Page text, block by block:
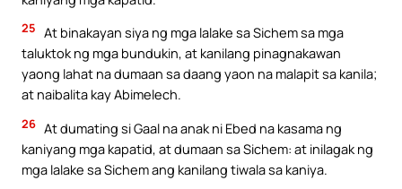
25 At binakayan siya ng mga lalake sa Sichem sa mga
taluktok ng mga bundukin, at kanilang pinagnakawan
yaong lahat na dumaan sa daang yaon na malapit sa kanila;
at naibalita kay Abimelech.
26 At dumating si Gaal na anak ni Ebed na kasama ng
kaniyang mga kapatid, at dumaan sa Sichem: at inilagak ng
mga lalake sa Sichem ang kanilang tiwala sa kaniya.